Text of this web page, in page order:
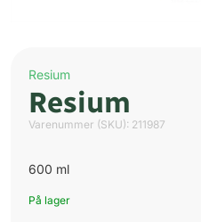
Resium
Resium
Varenummer (SKU): 211987
600 ml
På lager